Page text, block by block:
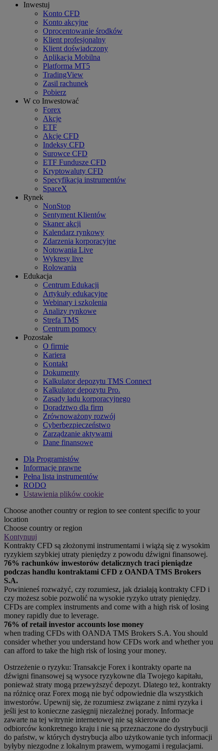
Inwestuj
Konto CFD
Konto akcyjne
Oprocentowanie środków
Klient profesjonalny
Klient doświadczony
Aplikacja Mobilna
Platforma MT5
TradingView
Zasil rachunek
Pobierz
W co Inwestować
Forex
Akcje
ETF
Akcje CFD
Indeksy CFD
Surowce CFD
ETF Fundusze CFD
Kryptowaluty CFD
Specyfikacja instrumentów
SpaceX
Rynek
NonStop
Sentyment Klientów
Skaner akcji
Kalendarz rynkowy
Zdarzenia korporacyjne
Notowania Live
Wykresy live
Rolowania
Edukacja
Centrum Edukacji
Artykuły edukacyjne
Webinary i szkolenia
Analizy rynkowe
Strefa TMS
Centrum pomocy
Pozostałe
O firmie
Kariera
Kontakt
Dokumenty
Kalkulator depozytu TMS Connect
Kalkulator depozytu Pro.
Zasady ładu korporacyjnego
Doradztwo dla firm
Zrównoważony rozwój
Cyberbezpieczeństwo
Zarządzanie aktywami
Dane finansowe
Dla Programistów
Informacje prawne
Pełna lista instrumentów
RODO
Ustawienia plików cookie
Choose another country or region to see content specific to your
location
Choose country or region
Kontynuuj
Kontrakty CFD są złożonymi instrumentami i wiążą się z wysokim
ryzykiem szybkiej utraty pieniędzy z powodu dźwigni finansowej.
76% rachunków inwestorów detalicznych traci pieniądze
podczas handlu kontraktami CFD z OANDA TMS Brokers
S.A.
Powinieneś rozważyć, czy rozumiesz, jak działają kontrakty CFD i
czy możesz sobie pozwolić na wysokie ryzyko utraty pieniędzy.
CFDs are complex instruments and come with a high risk of losing
money rapidly due to leverage.
76% of retail investor accounts lose money
when trading CFDs with OANDA TMS Brokers S.A. You should
consider whether you understand how CFDs work and whether you
can afford to take the high risk of losing your money.
Ostrzeżenie o ryzyku: Transakcje Forex i kontrakty oparte na
dźwigni finansowej są wysoce ryzykowne dla Twojego kapitału,
ponieważ straty mogą przewyższyć depozyt. Dlatego też, kontrakty
na różnicę oraz Forex mogą nie być odpowiednie dla wszystkich
inwestorów. Upewnij się, że rozumiesz związane z nimi ryzyka i
jeśli jest to konieczne zasięgnij niezależnej porady. Informacje
zawarte na tej witrynie internetowej nie są skierowane do
odbiorców konkretnego kraju i nie są przeznaczone do dystrybucji
do państw, w których dystrybucja albo użytkowanie tych informacji
byłyby niezgodne z lokalnym prawem, wymogami i regulacjami.